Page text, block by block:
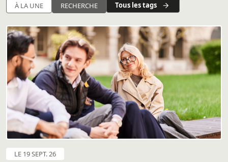
À LA UNE RECHERCHE Tous les tags
LE 19 SEPT. 26